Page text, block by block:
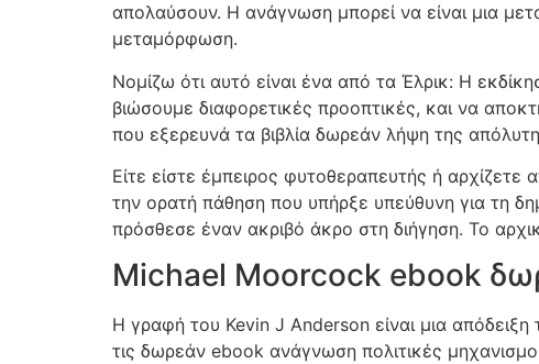
απολαύσουν. Η ανάγνωση μπορεί να είναι μια
μεταμόρφωση.
Νομίζω ότι αυτό είναι ένα από τα Έλρικ: Η
βιώσουμε διαφορετικές προοπτικές, και να
που εξερευνά τα βιβλία δωρεάν λήψη της
Είτε είστε έμπειρος φυτοθεραπευτής ή
την ορατή πάθηση που υπήρξε υπεύθυνη για τη
πρόσθεσε έναν ακριβό άκρο στη διήγηση. Το
Michael Moorcock ebook
Η γραφή του Kevin J Anderson είναι μια
τις δωρεάν ebook ανάγνωση πολιτικές